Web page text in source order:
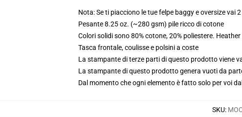
Nota: Se ti piacciono le tue felpe baggy e oversize vai
Pesante 8.25 oz. (~280 gsm) pile ricco di cotone
Colori solidi sono 80% cotone, 20% poliestere.
Tasca frontale, coulisse e polsini a coste
La stampante di terze parti di questo prodotto viene
La stampante di questo prodotto genera vuoti da
Dal momento che ogni elemento è fatto solo per voi
SKU: